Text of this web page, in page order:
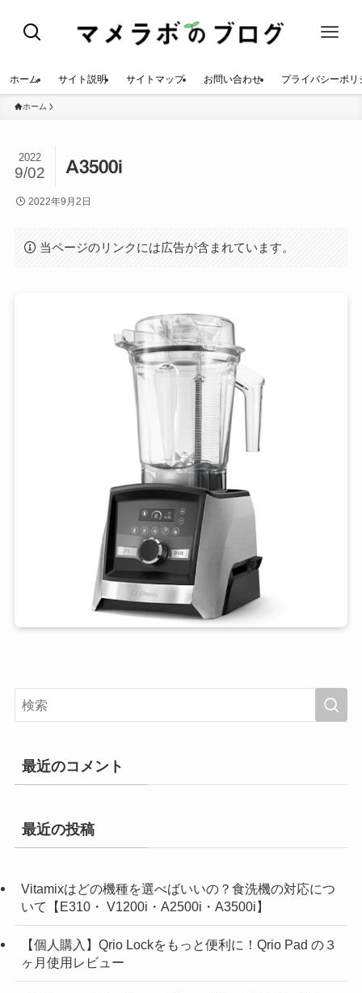
ホーム サイト説明 サイトマップ お問い合わせ プライバシーポリ
ホーム
A3500i
2022
9/02
2022年9月2日
当ページのリンクには広告が含まれています。
最近のコメント
最近の投稿
Vitamixはどの機種を選べばいいの？食洗機の対応につ
いて【E310・ V1200i・A2500i・A3500i】
【個人購入】Qrio Lockをもっと便利に！Qrio Pad の３
ヶ月使用レビュー